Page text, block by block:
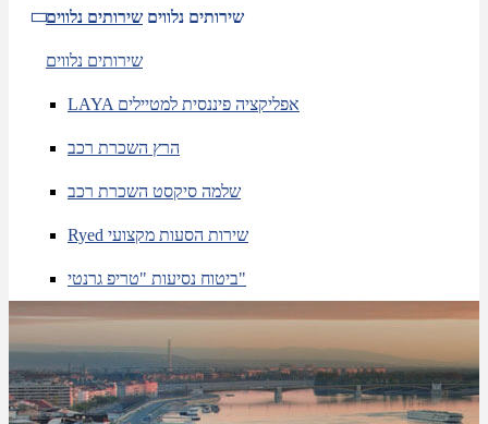
שירותים נלווים שירותים נלווים
שירותים נלווים
LAYA אפליקציה פיננסית למטיילים
הרץ השכרת רכב
שלמה סיקסט השכרת רכב
Ryed שירות הסעות מקצועי
ביטוח נסיעות "טריפ גרנטי"